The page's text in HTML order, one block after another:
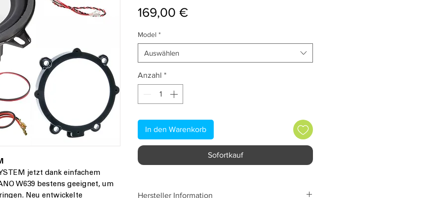
jetzt dank einfachem
W639 bestens geeignet, um
Neu entwickelte
169,00 €Preis
Model *
Auswählen
Anzahl *
In den Warenkorb
Sofortkauf
Hersteller Information